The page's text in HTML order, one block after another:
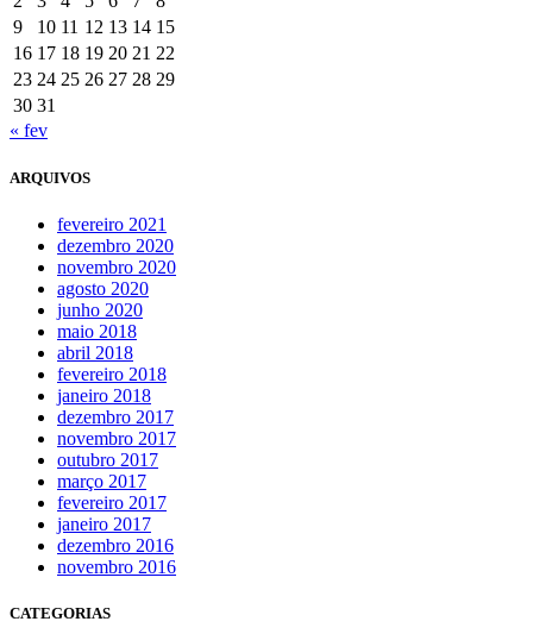
9
10 11 12 13 14 15
16 17 18 19 20 21 22
23 24 25 26 27 28 29
30 31
« fev
ARQUIVOS
fevereiro 2021
dezembro 2020
novembro 2020
agosto 2020
junho 2020
maio 2018
abril 2018
fevereiro 2018
janeiro 2018
dezembro 2017
novembro 2017
outubro 2017
março 2017
fevereiro 2017
janeiro 2017
dezembro 2016
novembro 2016
CATEGORIAS